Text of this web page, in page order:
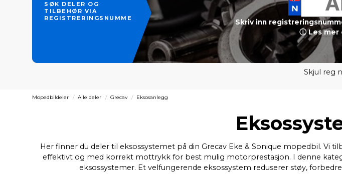
SØK DELER OG
TILBEHØR VIA
REGISTRERINGSNUMMER
Skriv inn
ⓘ Les mer
Skjul reg
Mopedbildeler Alle deler Grecav Eksosanlegg
Her finner du deler til eksossystemet på din Grecav Eke & Sonique mopedbil.
effektivt og med korrekt mottrykk for best mulig motorprestasjon. I denne
eksossystemer. Et velfungerende eksossystem reduserer støy,